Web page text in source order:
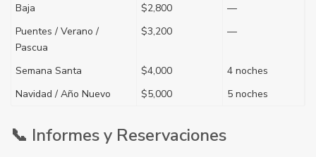
Baja
$2,800
—
Puentes / Verano /
Pascua
$3,200 —
Semana Santa $4,000
4 noches
Navidad / Año Nuevo
$5,000 5 noches
📞 Informes y Reservaciones